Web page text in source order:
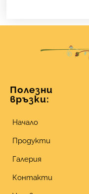
Полезни
връзки:
Начало
Продукти
Галерия
Контакти